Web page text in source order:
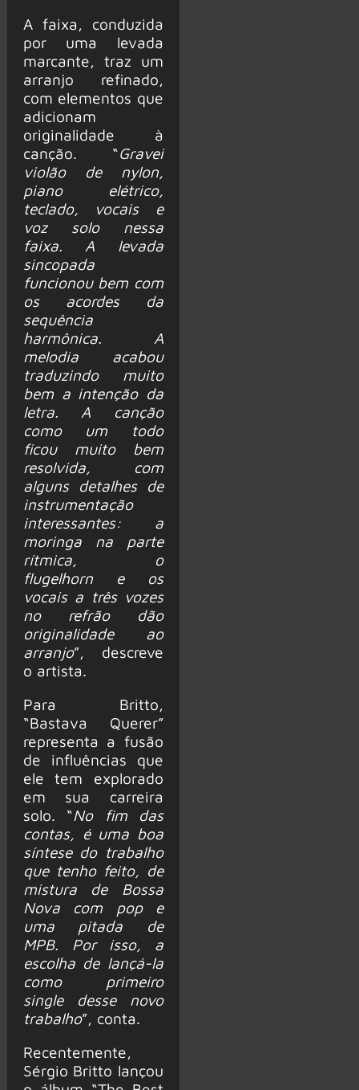
A faixa, conduzida
por uma levada
marcante, traz um
arranjo refinado,
com elementos que
adicionam
originalidade à
canção. “Gravei
violão de nylon,
piano elétrico,
teclado, vocais e
voz solo nessa
faixa. A levada
sincopada
funcionou bem com
os acordes da
sequência
harmônica. A
melodia acabou
traduzindo muito
bem a intenção da
letra. A canção
como um todo
ficou muito bem
resolvida, com
alguns detalhes de
instrumentação
interessantes: a
moringa na parte
rítmica, o
flugelhorn e os
vocais a três vozes
no refrão dão
originalidade ao
arranjo”, descreve
o artista.
Para Britto,
“Bastava Querer”
representa a fusão
de influências que
ele tem explorado
em sua carreira
solo. “No fim das
contas, é uma boa
síntese do trabalho
que tenho feito, de
mistura de Bossa
Nova com pop e
uma pitada de
MPB. Por isso, a
escolha de lançá-la
como primeiro
single desse novo
trabalho”, conta.
Recentemente,
Sérgio Britto lançou